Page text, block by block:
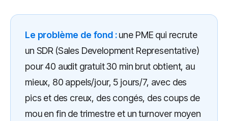
Le problème de fond :une PME qui recrute
un SDR (Sales Development Representative)
pour 40 audit gratuit 30 min brut obtient, au
mieux, 80 appels/jour, 5 jours/7, avec des
pics et des creux, des congés, des coups de
mou en fin de trimestre et un turnover moyen